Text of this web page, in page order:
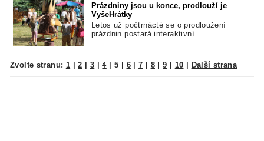
Prázdniny jsou u konce, prodlouží je
VyšeHrátky
Letos už počtrnácté se o prodloužení
prázdnin postará interaktivní...
Zvolte stranu: 1 |2 | 3 |4| 5 | 6|7 | 8|9 | 10 | Další strana